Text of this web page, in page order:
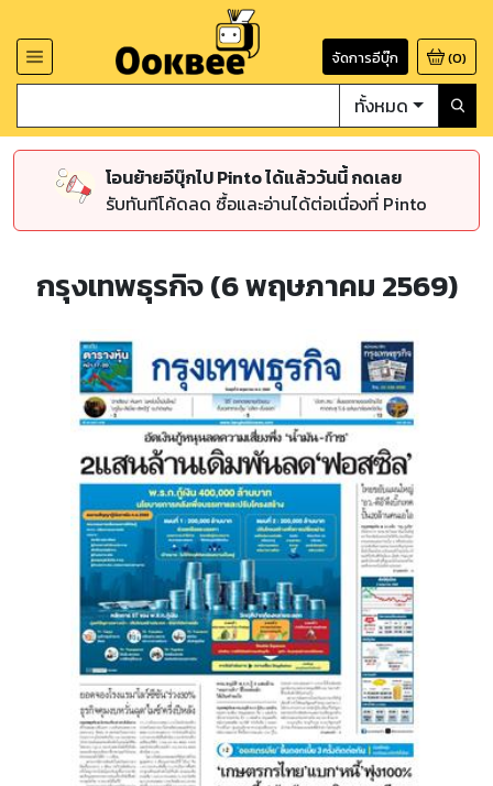
จัดการอีบุ๊ก (0)
ทั้งหมด
โอนย้ายอีบุ๊กไป Pinto ได้แล้ววันนี้ กดเลย
รับทันทีโค้ดลด ซื้อและอ่านได้ต่อเนื่องที่ Pinto
กรุงเทพธุรกิจ (6 พฤษภาคม 2569)